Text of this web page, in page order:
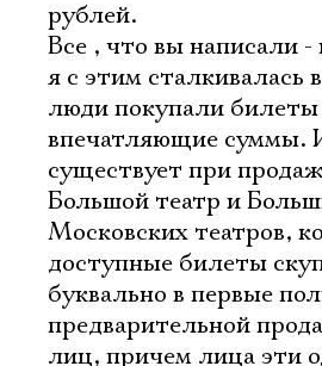
рублей.
Все , что вы написали
я с этим сталкивалась
люди покупали билеты
впечатляющие суммы.
существует при
Большой театр и
Московских театров,
доступные билеты
буквально в первые
предварительной
лиц, причем лица эти